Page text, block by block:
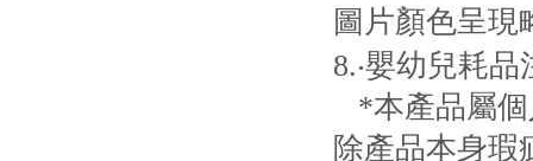
圖片顏色呈
8.‧嬰幼兒耗
*本產品屬個
除產品本身瑕